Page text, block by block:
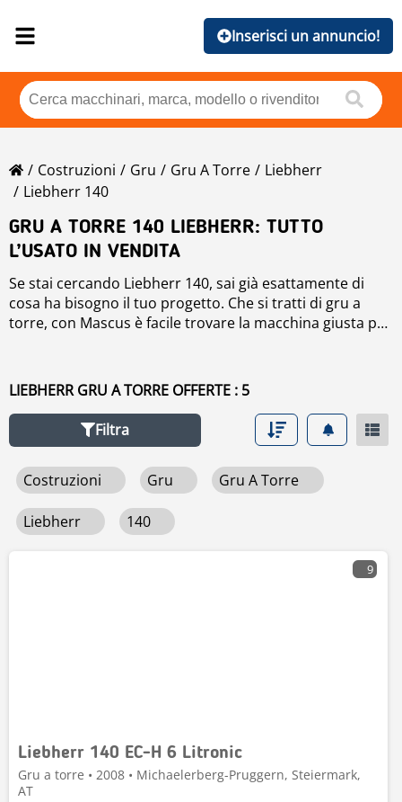
Inserisci un annuncio!
Costruzioni Gru Gru A Torre
Liebherr
Liebherr 140
GRU A TORRE 140 LIEBHERR: TUTTO
L’USATO IN VENDITA
Se stai cercando Liebherr 140, sai già esattamente di
cosa ha bisogno il tuo progetto. Che si tratti di gru a
torre, con Mascus è facile trovare la macchina giusta per
pubblicano i loro Liebherr 140 nuovi e usati in vendita.
stia acquistando in o valutando opzioni importate, la
piattaforma Mascus ti garantisce gru a torre affidabili e
informazioni trasparenti per semplificare l’acquisto.
Trova, confronta e acquista il tuo prossimo Liebherr 140
LIEBHERR GRU A TORRE OFFERTE : 5
Filtra
Costruzioni Gru Gru A Torre
Liebherr 140
9
Liebherr 140 EC-H 6 Litronic
Gru a torre • 2008 • Michaelerberg-Pruggern, Steiermark,
AT